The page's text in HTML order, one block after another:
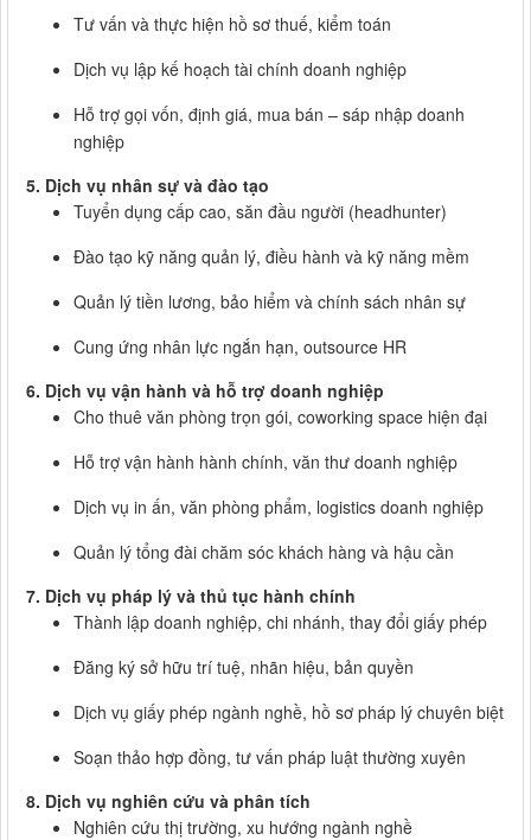
Tư vấn và thực hiện hồ sơ thuế, kiểm toán
Dịch vụ lập kế hoạch tài chính doanh nghiệp
Hỗ trợ gọi vốn, định giá, mua bán – sáp nhập doanh
nghiệp
5. Dịch vụ nhân sự và đào tạo
Tuyển dụng cấp cao, săn đầu người (headhunter)
Đào tạo kỹ năng quản lý, điều hành và kỹ năng mềm
Quản lý tiền lương, bảo hiểm và chính sách nhân sự
Cung ứng nhân lực ngắn hạn, outsource HR
6. Dịch vụ vận hành và hỗ trợ doanh nghiệp
Cho thuê văn phòng trọn gói, coworking space hiện đại
Hỗ trợ vận hành hành chính, văn thư doanh nghiệp
Dịch vụ in ấn, văn phòng phẩm, logistics doanh nghiệp
Quản lý tổng đài chăm sóc khách hàng và hậu cần
7. Dịch vụ pháp lý và thủ tục hành chính
Thành lập doanh nghiệp, chi nhánh, thay đổi giấy phép
Đăng ký sở hữu trí tuệ, nhãn hiệu, bản quyền
Dịch vụ giấy phép ngành nghề, hồ sơ pháp lý chuyên biệt
Soạn thảo hợp đồng, tư vấn pháp luật thường xuyên
8. Dịch vụ nghiên cứu và phân tích
Nghiên cứu thị trường, xu hướng ngành nghề